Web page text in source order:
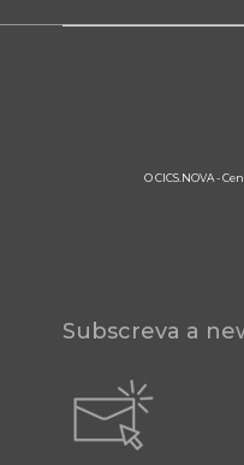
O CICS.NOVA -
Subscreva a